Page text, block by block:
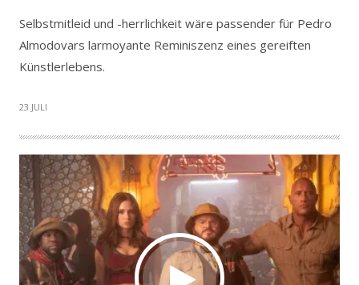
Selbstmitleid und -herrlichkeit wäre passender für Pedro
Almodovars larmoyante Reminiszenz eines gereiften
Künstlerlebens.
23 JULI